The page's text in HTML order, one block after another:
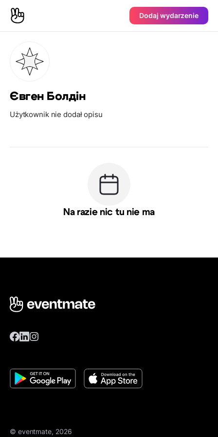
Dodaj wydarzenie
Євген Болдін
Użytkownik nie dodał opisu
Na razie nic tu nie ma
© eventmate, 2026